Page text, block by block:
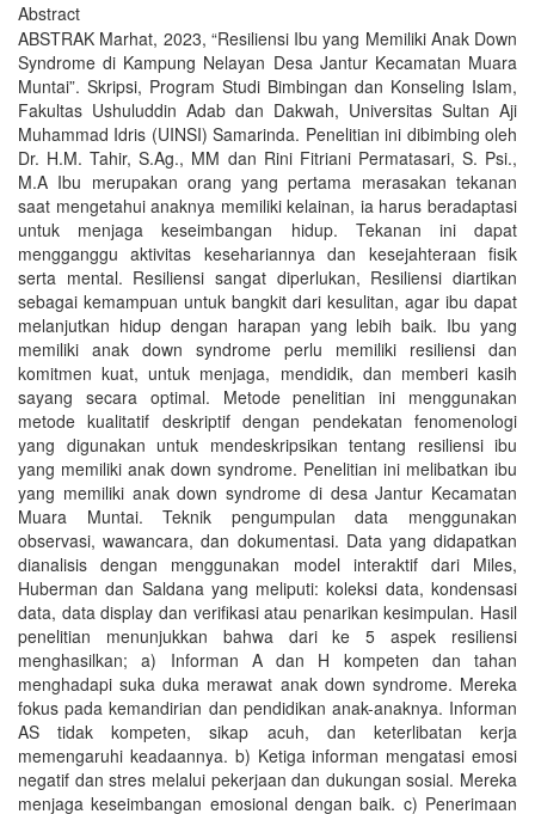
Abstract
ABSTRAK Marhat, 2023, “Resiliensi Ibu yang Memiliki Anak Down
Syndrome di Kampung Nelayan Desa Jantur Kecamatan Muara
Muntai”. Skripsi, Program Studi Bimbingan dan Konseling Islam,
Fakultas Ushuluddin Adab dan Dakwah, Universitas Sultan Aji
Muhammad Idris (UINSI) Samarinda. Penelitian ini dibimbing oleh
Dr. H.M. Tahir, S.Ag., MM dan Rini Fitriani Permatasari, S. Psi.,
M.A Ibu merupakan orang yang pertama merasakan tekanan
saat mengetahui anaknya memiliki kelainan, ia harus beradaptasi
untuk menjaga keseimbangan hidup. Tekanan ini dapat
mengganggu aktivitas kesehariannya dan kesejahteraan fisik
serta mental. Resiliensi sangat diperlukan, Resiliensi diartikan
sebagai kemampuan untuk bangkit dari kesulitan, agar ibu dapat
melanjutkan hidup dengan harapan yang lebih baik. Ibu yang
memiliki anak down syndrome perlu memiliki resiliensi dan
komitmen kuat, untuk menjaga, mendidik, dan memberi kasih
sayang secara optimal. Metode penelitian ini menggunakan
metode kualitatif deskriptif dengan pendekatan fenomenologi
yang digunakan untuk mendeskripsikan tentang resiliensi ibu
yang memiliki anak down syndrome. Penelitian ini melibatkan ibu
yang memiliki anak down syndrome di desa Jantur Kecamatan
Muara Muntai. Teknik pengumpulan data menggunakan
observasi, wawancara, dan dokumentasi. Data yang didapatkan
dianalisis dengan menggunakan model interaktif dari Miles,
Huberman dan Saldana yang meliputi: koleksi data, kondensasi
data, data display dan verifikasi atau penarikan kesimpulan. Hasil
penelitian menunjukkan bahwa dari ke 5 aspek resiliensi
menghasilkan; a) Informan A dan H kompeten dan tahan
menghadapi suka duka merawat anak down syndrome. Mereka
fokus pada kemandirian dan pendidikan anak-anaknya. Informan
AS tidak kompeten, sikap acuh, dan keterlibatan kerja
memengaruhi keadaannya. b) Ketiga informan mengatasi emosi
negatif dan stres melalui pekerjaan dan dukungan sosial. Mereka
menjaga keseimbangan emosional dengan baik. c) Penerimaan